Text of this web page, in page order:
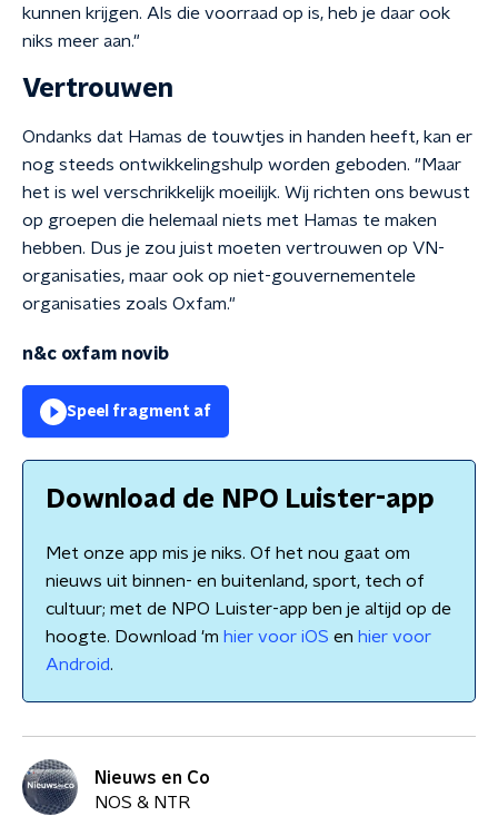
kunnen krijgen. Als die voorraad op is, heb je daar ook
niks meer aan."
Vertrouwen
Ondanks dat Hamas de touwtjes in handen heeft, kan er
nog steeds ontwikkelingshulp worden geboden. "Maar
het is wel verschrikkelijk moeilijk. Wij richten ons bewust
op groepen die helemaal niets met Hamas te maken
hebben. Dus je zou juist moeten vertrouwen op VN-
organisaties, maar ook op niet-gouvernementele
organisaties zoals Oxfam."
n&c oxfam novib
Speel fragment af
Download de NPO Luister-app
Met onze app mis je niks. Of het nou gaat om
nieuws uit binnen- en buitenland, sport, tech of
cultuur; met de NPO Luister-app ben je altijd op de
hoogte. Download 'm hier voor iOS en hier voor
Android.
Nieuws en Co
NOS & NTR